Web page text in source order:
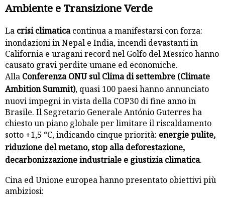
Ambiente e Transizione Verde
La crisi climaticacontinua a manifestarsi con forza:
inondazioni in Nepal e India, incendi devastanti in
California e uragani record nel Golfo del Messico hanno
causato gravi perdite umane ed economiche.
Alla Conferenza ONU sul Clima di settembre (Climate
Ambition Summit), quasi 100 paesi hanno annunciato
nuovi impegni in vista della COP30 di fine anno in
Brasile. Il Segretario Generale António Guterres ha
chiesto un piano globale per limitare il riscaldamento
sotto +1,5 °C, indicando cinque priorità: energie pulite,
riduzione del metano, stop alla deforestazione,
decarbonizzazione industriale e giustizia climatica.
Cina ed Unione europea hanno presentato obiettivi più
ambiziosi: